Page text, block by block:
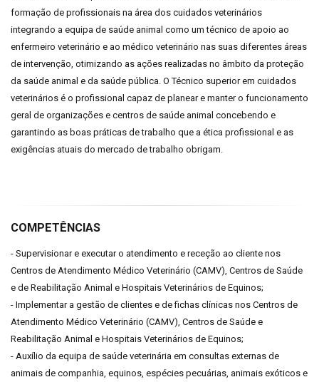
formação de profissionais na área dos cuidados veterinários
integrando a equipa de saúde animal como um técnico de apoio ao
enfermeiro veterinário e ao médico veterinário nas suas diferentes áreas
de intervenção, otimizando as ações realizadas no âmbito da proteção
da saúde animal e da saúde pública. O Técnico superior em cuidados
veterinários é o profissional capaz de planear e manter o funcionamento
geral de organizações e centros de saúde animal concebendo e
garantindo as boas práticas de trabalho que a ética profissional e as
exigências atuais do mercado de trabalho obrigam.
COMPETÊNCIAS
- Supervisionar e executar o atendimento e receção ao cliente nos
Centros de Atendimento Médico Veterinário (CAMV), Centros de Saúde
e de Reabilitação Animal e Hospitais Veterinários de Equinos;
- Implementar a gestão de clientes e de fichas clínicas nos Centros de
Atendimento Médico Veterinário (CAMV), Centros de Saúde e
Reabilitação Animal e Hospitais Veterinários de Equinos;
- Auxílio da equipa de saúde veterinária em consultas externas de
animais de companhia, equinos, espécies pecuárias, animais exóticos e